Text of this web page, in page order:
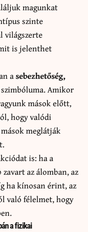
magunkat
szinte
világszerte
is jelenthet
asebezhetőség,
szimbóluma. Amikor
mások előtt,
hogy valódi
meglátják
is: ha a
az álomban, az
ha kínosan érint, az
való félelmet, hogy
a fizikai